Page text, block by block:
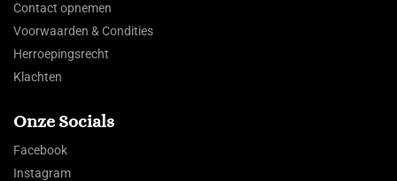
Contact opnemen
Voorwaarden & Condities
Herroepingsrecht
Klachten
Onze Socials
Facebook
Instagram